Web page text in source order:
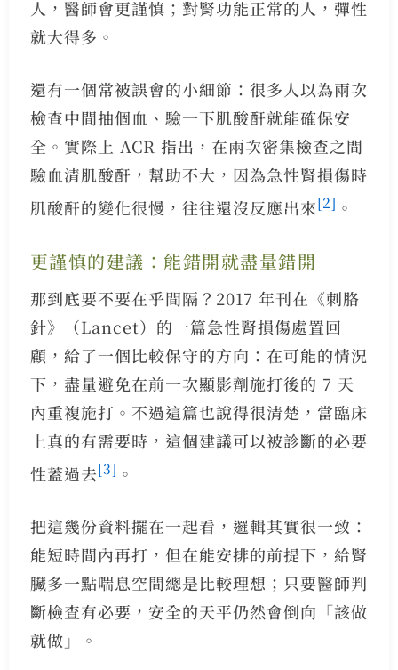
人，醫師會更謹慎；對腎功能正常的人，彈性
就大得多。
還有一個常被誤會的小細節：很多人以為兩次
檢查中間抽個血、驗一下肌酸酐就能確保安
全。實際上 ACR 指出，在兩次密集檢查之間
驗血清肌酸酐，幫助不大，因為急性腎損傷時
肌酸酐的變化很慢，往往還沒反應出來[2] 。
更謹慎的建議：能錯開就盡量錯開
那到底要不要在乎間隔？2017 年刊在《刺胳
針》（Lancet）的一篇急性腎損傷處置回
顧，給了一個比較保守的方向：在可能的情況
下，盡量避免在前一次顯影劑施打後的 7 天
內重複施打。不過這篇也說得很清楚，當臨床
上真的有需要時，這個建議可以被診斷的必要
性蓋過去[3] 。
把這幾份資料擺在一起看，邏輯其實很一致：
能短時間內再打，但在能安排的前提下，給腎
臟多一點喘息空間總是比較理想；只要醫師判
斷檢查有必要，安全的天平仍然會倒向「該做
就做」。